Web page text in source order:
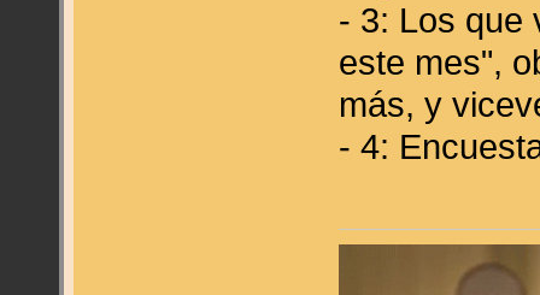
- 3: Los que
este mes",
más, y
- 4: